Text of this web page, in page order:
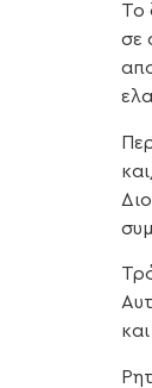
Το
σε